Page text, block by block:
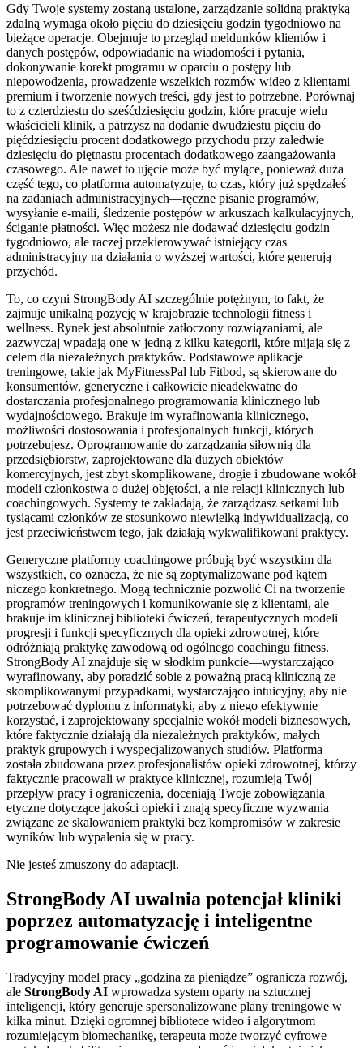
Gdy Twoje systemy zostaną ustalone, zarządzanie solidną praktyką
zdalną wymaga około pięciu do dziesięciu godzin tygodniowo na
bieżące operacje. Obejmuje to przegląd meldunków klientów i
danych postępów, odpowiadanie na wiadomości i pytania,
dokonywanie korekt programu w oparciu o postępy lub
niepowodzenia, prowadzenie wszelkich rozmów wideo z klientami
premium i tworzenie nowych treści, gdy jest to potrzebne. Porównaj
to z czterdziestu do sześćdziesięciu godzin, które pracuje wielu
właścicieli klinik, a patrzysz na dodanie dwudziestu pięciu do
pięćdziesięciu procent dodatkowego przychodu przy zaledwie
dziesięciu do piętnastu procentach dodatkowego zaangażowania
czasowego. Ale nawet to ujęcie może być mylące, ponieważ duża
część tego, co platforma automatyzuje, to czas, który już spędzałeś
na zadaniach administracyjnych—ręczne pisanie programów,
wysyłanie e-maili, śledzenie postępów w arkuszach kalkulacyjnych,
ściganie płatności. Więc możesz nie dodawać dziesięciu godzin
tygodniowo, ale raczej przekierowywać istniejący czas
administracyjny na działania o wyższej wartości, które generują
przychód.
To, co czyni StrongBody AI szczególnie potężnym, to fakt, że
zajmuje unikalną pozycję w krajobrazie technologii fitness i
wellness. Rynek jest absolutnie zatłoczony rozwiązaniami, ale
zazwyczaj wpadają one w jedną z kilku kategorii, które mijają się z
celem dla niezależnych praktyków. Podstawowe aplikacje
treningowe, takie jak MyFitnessPal lub Fitbod, są skierowane do
konsumentów, generyczne i całkowicie nieadekwatne do
dostarczania profesjonalnego programowania klinicznego lub
wydajnościowego. Brakuje im wyrafinowania klinicznego,
możliwości dostosowania i profesjonalnych funkcji, których
potrzebujesz. Oprogramowanie do zarządzania siłownią dla
przedsiębiorstw, zaprojektowane dla dużych obiektów
komercyjnych, jest zbyt skomplikowane, drogie i zbudowane wokół
modeli członkostwa o dużej objętości, a nie relacji klinicznych lub
coachingowych. Systemy te zakładają, że zarządzasz setkami lub
tysiącami członków ze stosunkowo niewielką indywidualizacją, co
jest przeciwieństwem tego, jak działają wykwalifikowani praktycy.
Generyczne platformy coachingowe próbują być wszystkim dla
wszystkich, co oznacza, że nie są zoptymalizowane pod kątem
niczego konkretnego. Mogą technicznie pozwolić Ci na tworzenie
programów treningowych i komunikowanie się z klientami, ale
brakuje im klinicznej biblioteki ćwiczeń, terapeutycznych modeli
progresji i funkcji specyficznych dla opieki zdrowotnej, które
odróżniają praktykę zawodową od ogólnego coachingu fitness.
StrongBody AI znajduje się w słodkim punkcie—wystarczająco
wyrafinowany, aby poradzić sobie z poważną pracą kliniczną ze
skomplikowanymi przypadkami, wystarczająco intuicyjny, aby nie
potrzebować dyplomu z informatyki, aby z niego efektywnie
korzystać, i zaprojektowany specjalnie wokół modeli biznesowych,
które faktycznie działają dla niezależnych praktyków, małych
praktyk grupowych i wyspecjalizowanych studiów. Platforma
została zbudowana przez profesjonalistów opieki zdrowotnej, którzy
faktycznie pracowali w praktyce klinicznej, rozumieją Twój
przepływ pracy i ograniczenia, doceniają Twoje zobowiązania
etyczne dotyczące jakości opieki i znają specyficzne wyzwania
związane ze skalowaniem praktyki bez kompromisów w zakresie
wyników lub wypalenia się w pracy.
Nie jesteś zmuszony do adaptacji.
StrongBody AI uwalnia potencjał kliniki
poprzez automatyzację i inteligentne
programowanie ćwiczeń
Tradycyjny model pracy „godzina za pieniądze” ogranicza rozwój,
ale StrongBody AI wprowadza system oparty na sztucznej
inteligencji, który generuje spersonalizowane plany treningowe w
kilka minut. Dzięki ogromnej bibliotece wideo i algorytmom
rozumiejącym biomechanikę, terapeuta może tworzyć cyfrowe